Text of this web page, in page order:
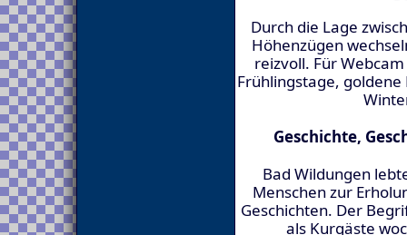
Durch die Lage
Höhenzügen
reizvoll. Für
Frühlingstage,
Geschichte,
Bad Wildungen
Menschen zur
Geschichten. Der
als Kurgäste